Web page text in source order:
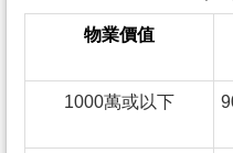
物業價值
1000萬或以下